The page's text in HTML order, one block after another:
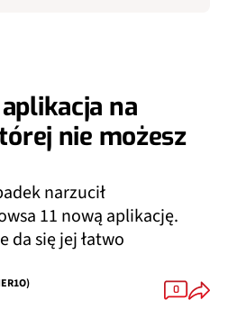
na
nie możesz
narzucił
11 nową aplikację.
da się jej łatwo
0